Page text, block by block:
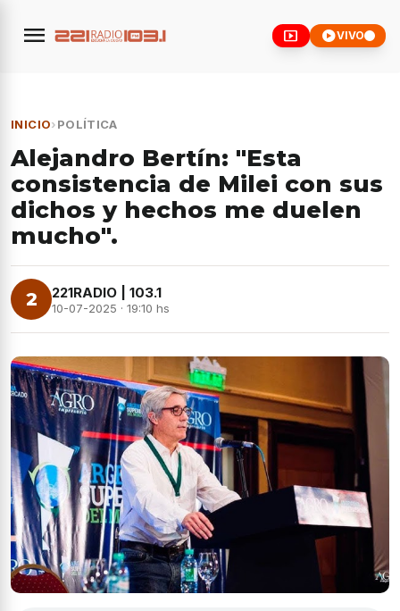
menu smart_display play_circleVIVO
INICIO›POLÍTICA
Alejandro Bertín: "Esta
consistencia de Milei con sus
dichos y hechos me duelen
mucho".
2 221RADIO | 103.1
10-07-2025 · 19:10 hs